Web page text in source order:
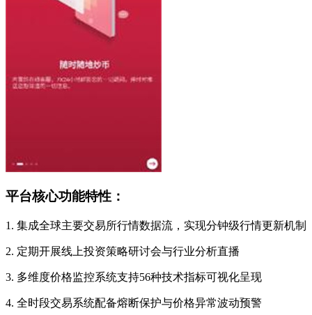
平台核心功能特性：
1. 集成全球主要交易所行情数据流，实现分钟级行情更新机制
2. 定期开展线上投资策略研讨会与行业分析直播
3. 多维度价格监控系统支持56种技术指标可视化呈现
4. 全时段交易系统配备熔断保护与价格异常波动预警